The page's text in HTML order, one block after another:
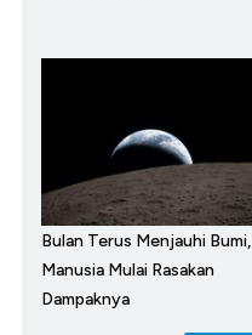
Bulan Terus Menjauhi Bumi,
Manusia Mulai Rasakan
Dampaknya